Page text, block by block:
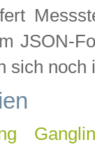
JSON-
sich noch